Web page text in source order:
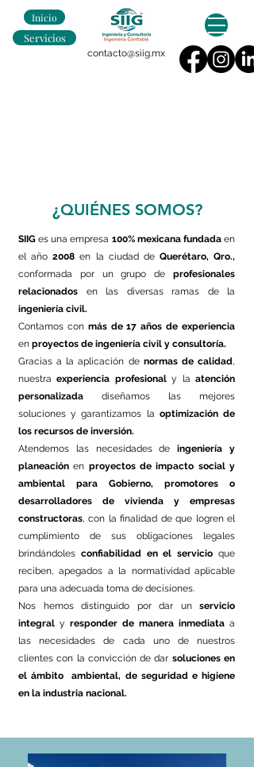
Inicio
Servicios
contacto@siig.mx
¿QUIÉNES SOMOS?
SIIG es una empresa 100% mexicana fundadaen
el año2008en la ciudad de Querétaro, Qro.,
conformada por un grupo de profesionales
relacionados en las diversas ramas de la
ingeniería civil.
Contamos con más de 17 años de experiencia
en proyectos de ingeniería civil y consultoría.
Gracias a la aplicación de normas de calidad,
nuestraexperiencia profesionaly laatención
personalizada diseñamos las mejores
soluciones y garantizamos la optimización de
los recursos de inversión.
Atendemos las necesidades deingeniería y
planeación en proyectos de impacto social y
ambiental
para Gobierno, promotores o
desarrolladores de vivienda y empresas
constructoras, con la finalidad de que logren el
cumplimiento de sus obligaciones legales
brindándoles confiabilidad en el servicio que
reciben, apegados a la normatividad aplicable
para una adecuada toma de decisiones.
Nos hemos distinguido por dar un servicio
integral y responder de manera inmediata a
las necesidades de cada uno de nuestros
clientes con la convicción de dar soluciones en
el ámbito ambiental, de seguridad e higiene
en la industria nacional.